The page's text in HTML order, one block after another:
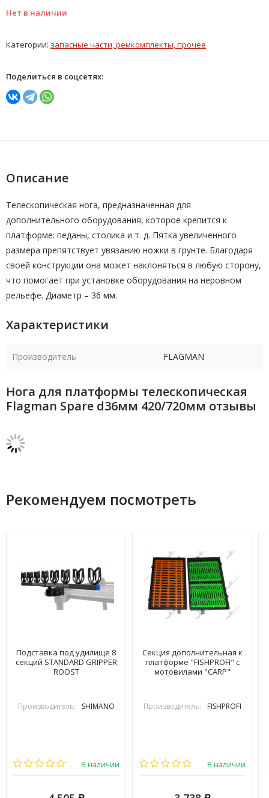
Нет в наличии
Категории: запасные части, ремкомплекты, прочее
Поделиться в соцсетях:
Описание
Телескопическая нога, предназначенная для
дополнительного оборудования, которое крепится к
платформе: педаны, столика и т. д. Пятка увеличенного
размера препятствует увязанию ножки в грунте. Благодаря
своей конструкции она может наклоняться в любую сторону,
что помогает при установке оборудования на неровном
рельефе. Диаметр – 36 мм.
Характеристики
Производитель FLAGMAN
Нога для платформы телескопическая
Flagman Spare d36мм 420/720мм отзывы
Рекомендуем посмотреть
Подставка под удилище 8
секций STANDARD GRIPPER
ROOST
Производитель: SHIMANO
В наличии
Секция дополнительная к
платформе "FISHPROFI" с
мотовилами "CARP"
Производитель: FISHPROFI
В наличии